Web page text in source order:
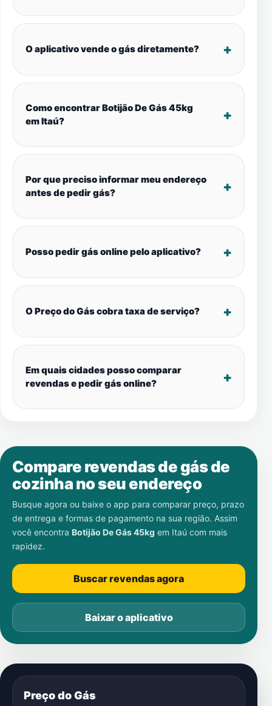
O aplicativo vende o gás diretamente?
Como encontrar Botijão De Gás 45kg
em Itaú?
Por que preciso informar meu endereço
antes de pedir gás?
Posso pedir gás online pelo aplicativo?
O Preço do Gás cobra taxa de serviço?
Em quais cidades posso comparar
revendas e pedir gás online?
Compare revendas de gás de
cozinha no seu endereço
Busque agora ou baixe o app para comparar preço, prazo
de entrega e formas de pagamento na sua região. Assim
você encontra Botijão De Gás 45kg em Itaú com mais
rapidez.
Buscar revendas agora
Baixar o aplicativo
Preço do Gás